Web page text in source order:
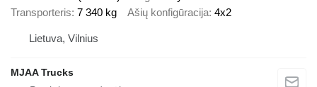
Transporteris 7 340 kg Ašių konfigūracija 4x2
Lietuva, Vilnius
MJAA Trucks